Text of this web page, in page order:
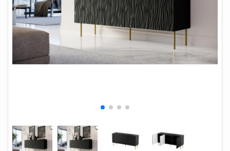
HAVEMØBLER
ENTREMØBLER
SPAR PENGE PÅ UDVALGTE VARER